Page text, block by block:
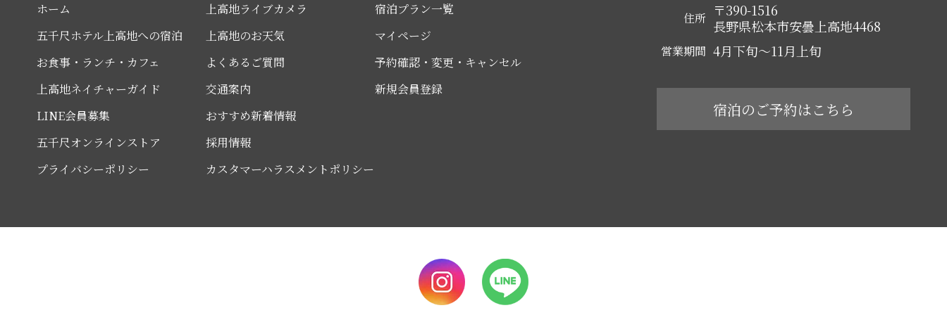
住所
〒390-1516
長野県松本市安曇上高地4468
営業期間 4月下旬～11月上旬
宿泊のご予約はこちら
ホーム
上高地ライブカメラ
五千尺ホテル上高地への宿泊
上高地のお天気
お食事・ランチ・カフェ
よくあるご質問
上高地ネイチャーガイド
交通案内
LINE会員募集
おすすめ新着情報
五千尺オンラインストア
採用情報
プライバシーポリシー
カスタマーハラスメントポリシー
宿泊プラン一覧
マイページ
予約確認・変更・キャンセル
新規会員登録